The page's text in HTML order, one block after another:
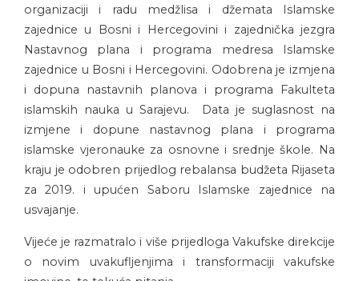
organizaciji i radu medžlisa i džemata Islamske
zajednice u Bosni i Hercegovini i zajednička jezgra
Nastavnog plana i programa medresa Islamske
zajednice u Bosni i Hercegovini. Odobrena je izmjena
i dopuna nastavnih planova i programa Fakulteta
islamskih nauka u Sarajevu. Data je suglasnost na
izmjene i dopune nastavnog plana i programa
islamske vjeronauke za osnovne i srednje škole. Na
kraju je odobren prijedlog rebalansa budžeta Rijaseta
za 2019. i upućen Saboru Islamske zajednice na
usvajanje.
Vijeće je razmatralo i više prijedloga Vakufske direkcije
o novim uvakufljenjima i transformaciji vakufske